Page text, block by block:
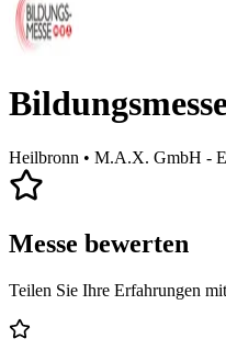
Heilbronn • M.A.X. GmbH -
Messe bewerten
Teilen Sie Ihre Erfahrungen